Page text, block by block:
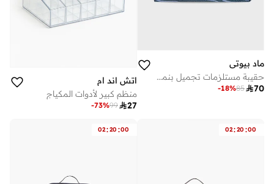
ماد بيوتي
حقيبة مستلزمات تجميل بنمط ستيتش دينيم
70
85
-18%
اتش اند ام
منظم كبير لأدوات المكياج
27
99
-73%
02:20 :00
02:20 :00